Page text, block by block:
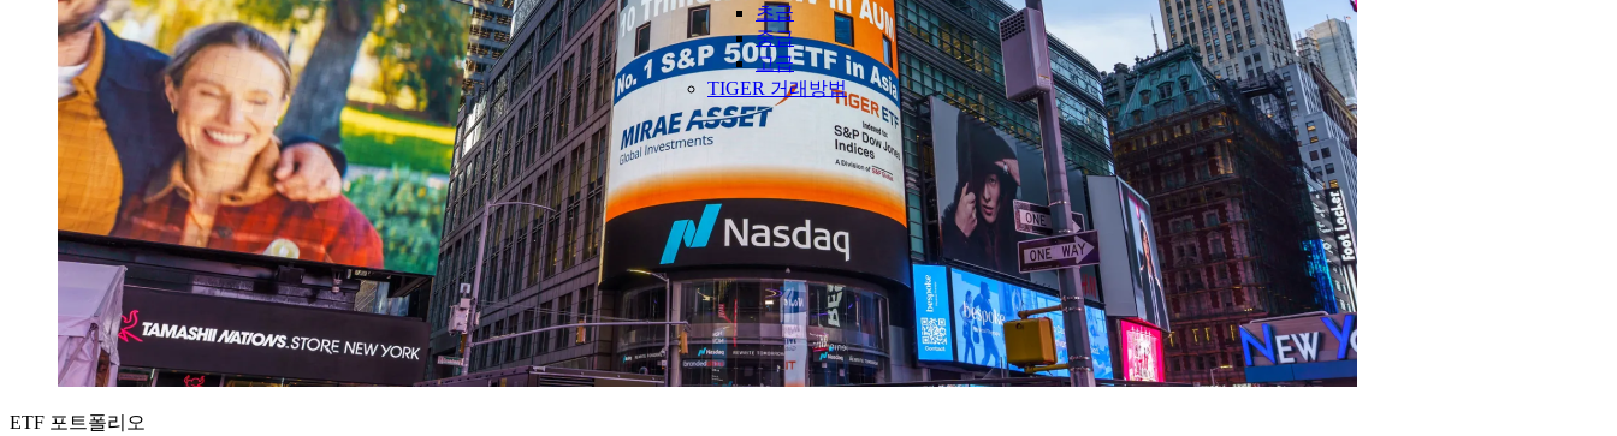
초급
중급
고급
TIGER 거래방법
ETF 포트폴리오